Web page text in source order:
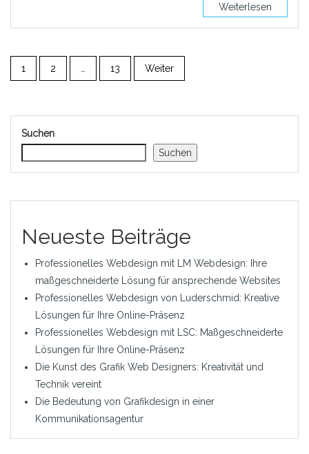
Weiterlesen
1 2 13 Weiter
Suchen
Suchen
Neueste Beiträge
Professionelles Webdesign mit LM Webdesign: Ihre
maßgeschneiderte Lösung für ansprechende Websites
Professionelles Webdesign von Luderschmid: Kreative
Lösungen für Ihre Online-Präsenz
Professionelles Webdesign mit LSC: Maßgeschneiderte
Lösungen für Ihre Online-Präsenz
Die Kunst des Grafik Web Designers: Kreativität und
Technik vereint
Die Bedeutung von Grafikdesign in einer
Kommunikationsagentur